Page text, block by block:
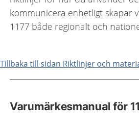
kommunicera enhetligt skapar
1177 både regionalt och
Tillbaka till sidan Riktlinjer och
Varumärkesmanual för